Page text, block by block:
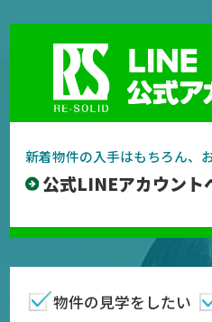
新着物件の入手はもちろん、
公式LINEアカウント
物件の見学をしたい